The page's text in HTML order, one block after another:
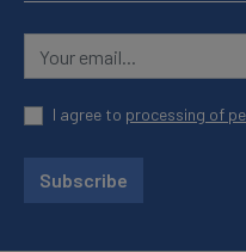
I agree to processing of
Subscribe